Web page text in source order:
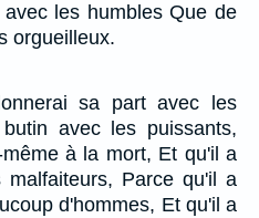
les humbles Que de
orgueilleux.
sa part avec les
avec les puissants,
à la mort, Et qu'il a
Parce qu'il a
d'hommes, Et qu'il a